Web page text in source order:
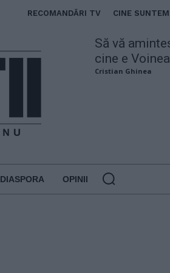
RECOMANDĂRI TV CINE
Să vă
cine e
Cristian Ghinea
DIASPORA OPINII